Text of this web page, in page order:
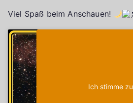
Viel Spaß beim Anschauen!
Ich stimme zu